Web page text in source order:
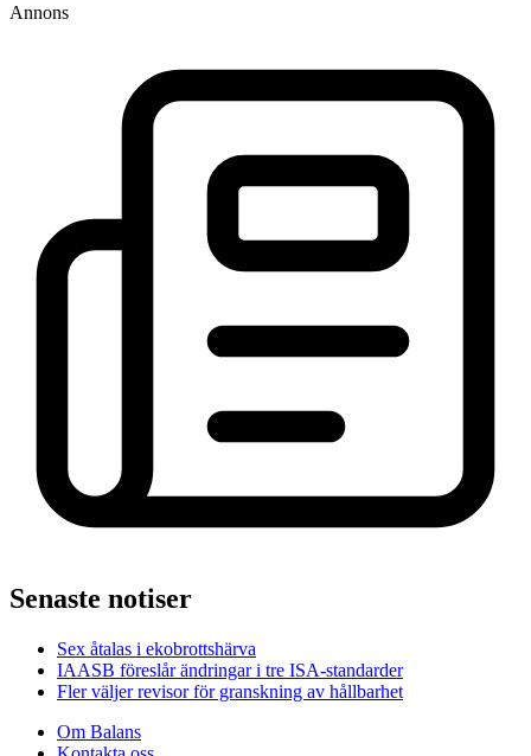
Annons
Senaste notiser
Sex åtalas i ekobrottshärva
IAASB föreslår ändringar i tre ISA-standarder
Fler väljer revisor för granskning av hållbarhet
Om Balans